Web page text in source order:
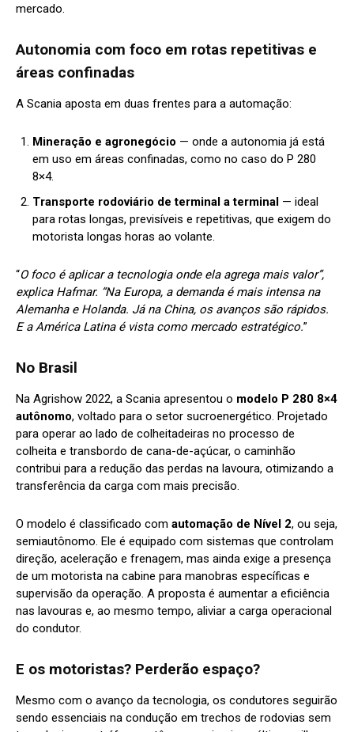
mercado.
Autonomia com foco em rotas repetitivas e
áreas confinadas
A Scania aposta em duas frentes para a automação:
Mineração e agronegócio — onde a autonomia já está
em uso em áreas confinadas, como no caso do P 280
8×4.
Transporte rodoviário de terminal a terminal — ideal
para rotas longas, previsíveis e repetitivas, que exigem do
motorista longas horas ao volante.
“O foco é aplicar a tecnologia onde ela agrega mais valor”,
explica Hafmar. “Na Europa, a demanda é mais intensa na
Alemanha e Holanda. Já na China, os avanços são rápidos.
E a América Latina é vista como mercado estratégico.”
No Brasil
Na Agrishow 2022, a Scania apresentou o modelo P 280 8×4
autônomo, voltado para o setor sucroenergético. Projetado
para operar ao lado de colheitadeiras no processo de
colheita e transbordo de cana-de-açúcar, o caminhão
contribui para a redução das perdas na lavoura, otimizando a
transferência da carga com mais precisão.
O modelo é classificado com automação de Nível 2, ou seja,
semiautônomo. Ele é equipado com sistemas que controlam
direção, aceleração e frenagem, mas ainda exige a presença
de um motorista na cabine para manobras específicas e
supervisão da operação. A proposta é aumentar a eficiência
nas lavouras e, ao mesmo tempo, aliviar a carga operacional
do condutor.
E os motoristas? Perderão espaço?
Mesmo com o avanço da tecnologia, os condutores seguirão
sendo essenciais na condução em trechos de rodovias sem